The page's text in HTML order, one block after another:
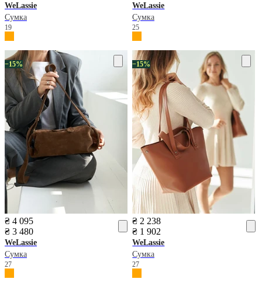
WeLassie
Сумка
19
WeLassie
Сумка
25
−15%
₴ 4 095
₴ 3 480
WeLassie
Сумка
27
−15%
₴ 2 238
₴ 1 902
WeLassie
Сумка
27